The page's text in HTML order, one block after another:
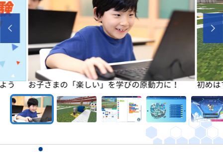
う お子さまの「楽しい」を学びの原動力に！ 初め